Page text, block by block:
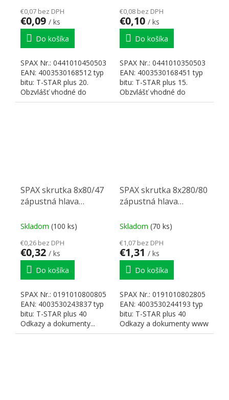
€0,07 bez DPH
€0,09 / ks
Do košíka
SPAX Nr.: 0441010450503
EAN: 4003530168512 typ
bitu: T-STAR plus 20.
Obzvlášť vhodné do
dosiek MDF. Bez
€0,08 bez DPH
€0,10 / ks
Do košíka
SPAX Nr.: 0441010350503
EAN: 4003530168451 typ
bitu: T-STAR plus 15.
Obzvlášť vhodné do
dosiek MDF. Bez
SPAX skrutka 8x80/47
zápustná hlava
čiastočný závit
Skladom (100 ks)
€0,26 bez DPH
€0,32 / ks
Do košíka
SPAX Nr.: 0191010800805
EAN: 4003530243837 typ
bitu: T-STAR plus 40
Odkazy a dokumenty...
SPAX skrutka 8x280/80
zápustná hlava
čiastočný závit
Skladom (70 ks)
€1,07 bez DPH
€1,31 / ks
Do košíka
SPAX Nr.: 0191010802805
EAN: 4003530244193 typ
bitu: T-STAR plus 40
Odkazy a dokumenty www
SPAX